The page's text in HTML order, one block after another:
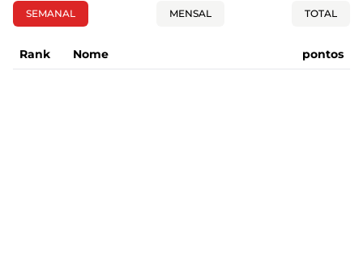
SEMANAL MENSAL TOTAL
Rank Nome pontos